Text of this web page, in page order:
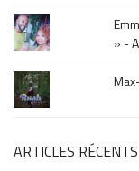
» -
ARTICLES RÉCENTS